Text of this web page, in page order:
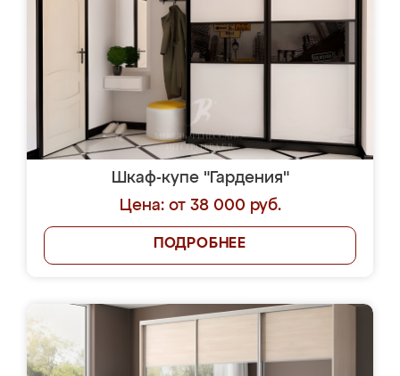
Шкаф-купе "Гардения"
Цена: от 38 000 руб.
ПОДРОБНЕЕ